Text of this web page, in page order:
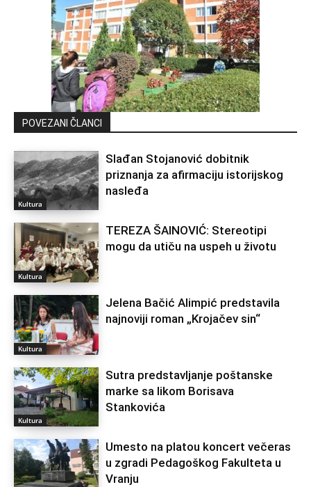
POVEZANI ČLANCI
Kultura
Slađan Stojanović dobitnik
priznanja za afirmaciju istorijskog
nasleđa
Kultura
TEREZA ŠAINOVIĆ: Stereotipi
mogu da utiču na uspeh u životu
Kultura
Jelena Bačić Alimpić predstavila
najnoviji roman „Krojačev sin“
Kultura
Sutra predstavljanje poštanske
marke sa likom Borisava
Stankovića
Umesto na platou koncert večeras
u zgradi Pedagoškog Fakulteta u
Vranju